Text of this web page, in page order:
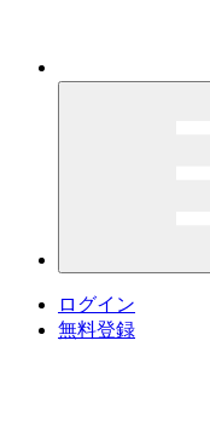
ログイン
無料登録